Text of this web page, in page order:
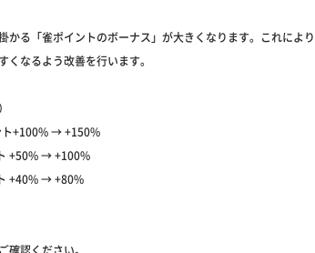
かる「雀ポイントのボーナス」が大きくなります。これによ
なるよう改善を行います。
ト+100% → +150%
+50% → +100%
+40% → +80%